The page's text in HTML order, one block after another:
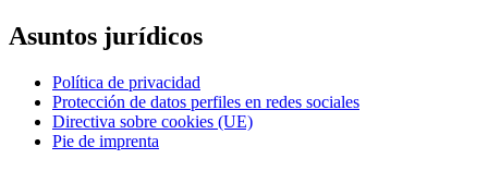
Asuntos jurídicos
Política de privacidad
Protección de datos perfiles en redes sociales
Directiva sobre cookies (UE)
Pie de imprenta